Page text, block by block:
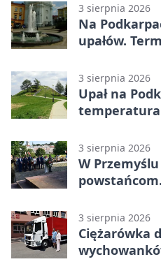
3 sierpnia 2026
Na
upałów.
3 sierpnia 2026
Upał na
temperatura
3 sierpnia 2026
W
3 sierpnia 2026
Ciężarówka